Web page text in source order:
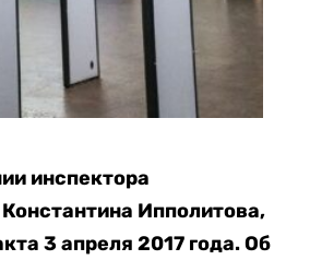
инспектора
Ипполитова,
3 апреля 2017 года. Об